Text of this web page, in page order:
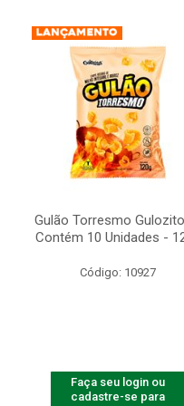
Gulão Torresmo
Contém 10 Unidades -
Código: 10927
Faça seu login ou
cadastre-se para